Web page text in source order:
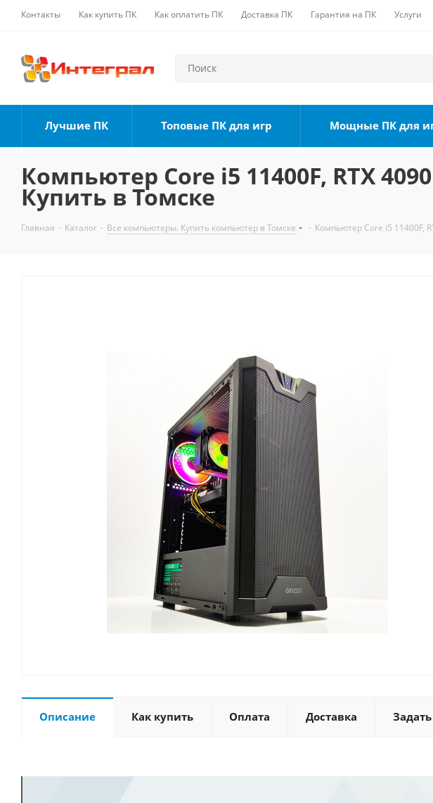
Контакты Как купить ПК Как оплатить ПК Доставка ПК Гарантия на ПК Услуги
Лучшие ПК Топовые ПК для игр Мощные ПК для
Компьютер Core i5 11400F, RTX
Купить в Томске
Главная - Каталог - Все компьютеры. Купить компьютер в Томске - Компьютер Core i5 11400F,
Описание Как купить Оплата Доставка